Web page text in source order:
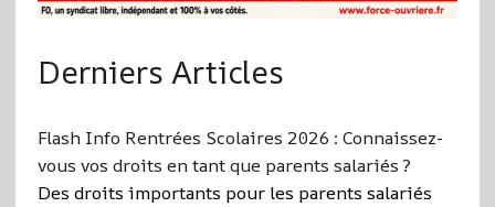
Derniers Articles
Flash Info Rentrées Scolaires 2026 : Connaissez-
vous vos droits en tant que parents salariés ?
Des droits importants pour les parents salariés